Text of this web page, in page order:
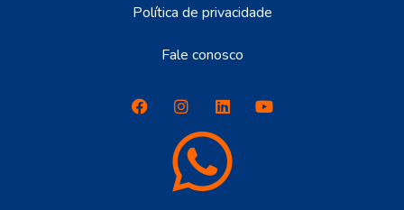
Política de privacidade
Fale conosco